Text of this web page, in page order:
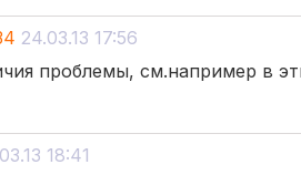
24.03.13 17:56
проблемы, см.например в
18:41